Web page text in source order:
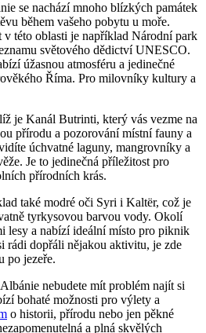
se nachází ⁤mnoho blízkých ⁢památek
během vašeho pobytu u moře.​
v ‌této oblasti je například Národní park‌
světového dědictví⁢ UNESCO.
úžasnou atmosféru a ​jedinečné
Říma.⁣ Pro milovníky kultury a‍
⁢je Kanál Butrinti,‌ který vás vezme na
přírodu a pozorování⁤ místní fauny a
úchvatné laguny, mangrovníky a
Je ‌to jedinečná příležitost pro
přírodních krás.
také modré oči ‌Syri i Kaltër, což je
tyrkysovou barvou vody. Okolí
lesy a‍ nabízí ideální ‍místo‍ pro piknik⁢
rádi dopřáli nějakou aktivitu,​ je zde
po jezeře.
nebudete mít problém najít ⁣si
bohaté ​možnosti pro výlety ⁤a
o historii, ​přírodu​ nebo jen pěkné
a plná skvělých